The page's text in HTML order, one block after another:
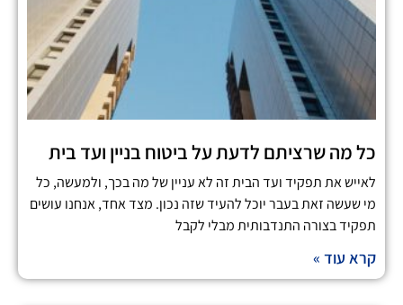
כל מה שרציתם לדעת על ביטוח בניין ועד בית
לאייש את תפקיד ועד הבית זה לא עניין של מה בכך, ולמעשה, כל
מי שעשה זאת בעבר יוכל להעיד שזה נכון. מצד אחד, אנחנו עושים
תפקיד בצורה התנדבותית מבלי לקבל
קרא עוד »